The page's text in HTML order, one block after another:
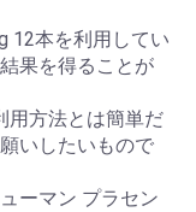
12本を利用してい
果を得ることが
用方法とは簡単だ
いしたいもので
ーマン プラセン